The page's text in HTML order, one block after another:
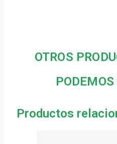
OTROS
PODEMOS
Productos